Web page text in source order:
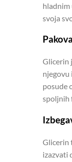
hladnim
svoja
Glicerin
njegovu
posude
spoljnih
Glicerin
izazvati